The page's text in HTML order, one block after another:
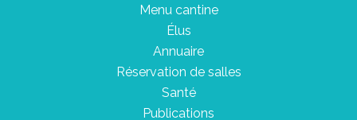
Menu cantine
Élus
Annuaire
Réservation de salles
Santé
Publications